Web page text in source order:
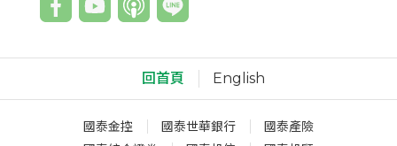
回首頁 English
國泰金控 國泰世華銀行
國泰產險